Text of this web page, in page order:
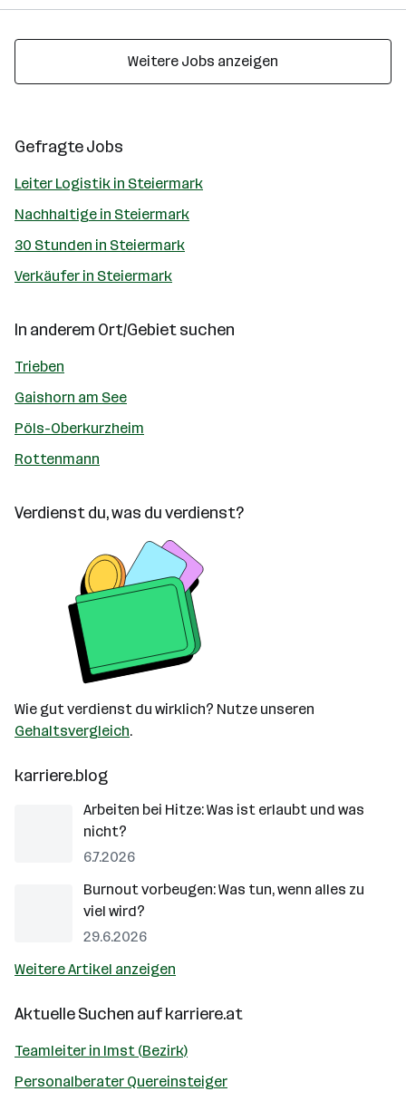
Weitere Jobs anzeigen
Gefragte Jobs
Leiter Logistik in Steiermark
Nachhaltige in Steiermark
30 Stunden in Steiermark
Verkäufer in Steiermark
In anderem Ort/Gebiet suchen
Trieben
Gaishorn am See
Pöls-Oberkurzheim
Rottenmann
Verdienst du, was du verdienst?
Wie gut verdienst du wirklich? Nutze unseren
Gehaltsvergleich.
karriere.blog
Arbeiten bei Hitze: Was ist erlaubt und was
nicht?
6.7.2026
Burnout vorbeugen: Was tun, wenn alles zu
viel wird?
29.6.2026
Weitere Artikel anzeigen
Aktuelle Suchen aufkarriere.at
Teamleiter in Imst (Bezirk)
Personalberater Quereinsteiger